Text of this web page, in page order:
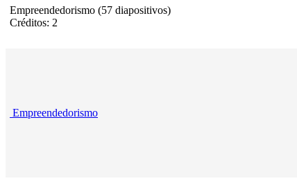
Empreendedorismo (57 diapositivos)
Créditos: 2
Empreendedorismo